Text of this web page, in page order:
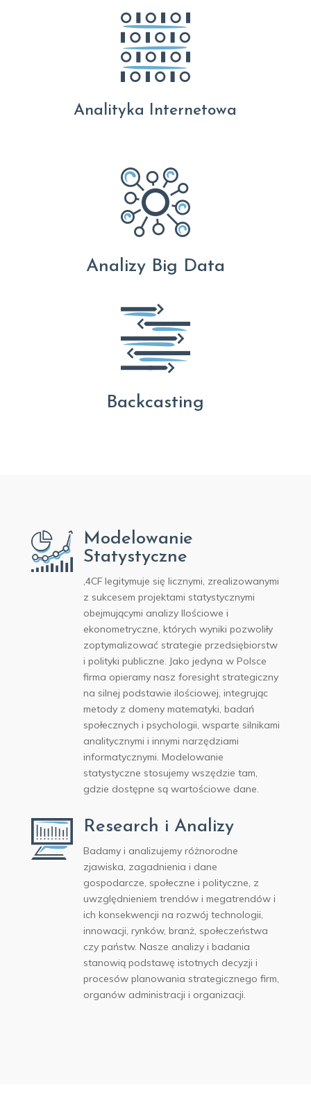
Analityka Internetowa
Analizy Big Data
Backcasting
Modelowanie
Statystyczne
,4CF legitymuje się licznymi, zrealizowanymi
z sukcesem projektami statystycznymi
obejmującymi analizy Ilościowe i
ekonometryczne, których wyniki pozwoliły
zoptymalizować strategie przedsiębiorstw
i polityki publiczne. Jako jedyna w Polsce
firma opieramy nasz foresight strategiczny
na silnej podstawie ilościowej, integrując
metody z domeny matematyki, badań
społecznych i psychologii, wsparte silnikami
analitycznymi i innymi narzędziami
informatycznymi. Modelowanie
statystyczne stosujemy wszędzie tam,
gdzie dostępne są wartościowe dane.
Research i Analizy
Badamy i analizujemy różnorodne
zjawiska, zagadnienia i dane
gospodarcze, społeczne i polityczne, z
uwzględnieniem trendów i megatrendów i
ich konsekwencji na rozwój technologii,
innowacji, rynków, branż, społeczeństwa
czy państw. Nasze analizy i badania
stanowią podstawę istotnych decyzji i
procesów planowania strategicznego firm,
organów administracji i organizacji.